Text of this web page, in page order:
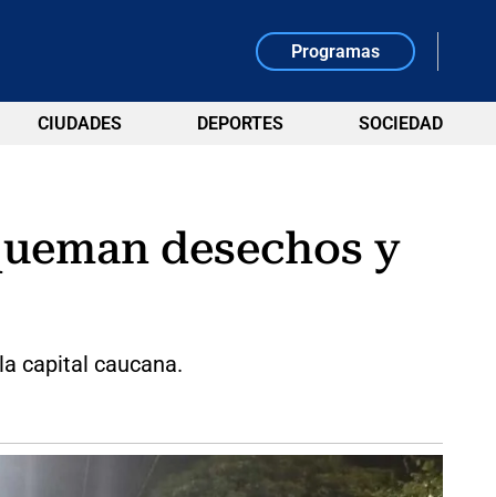
Programas
CIUDADES DEPORTES SOCIEDAD
desechos y
capital caucana.